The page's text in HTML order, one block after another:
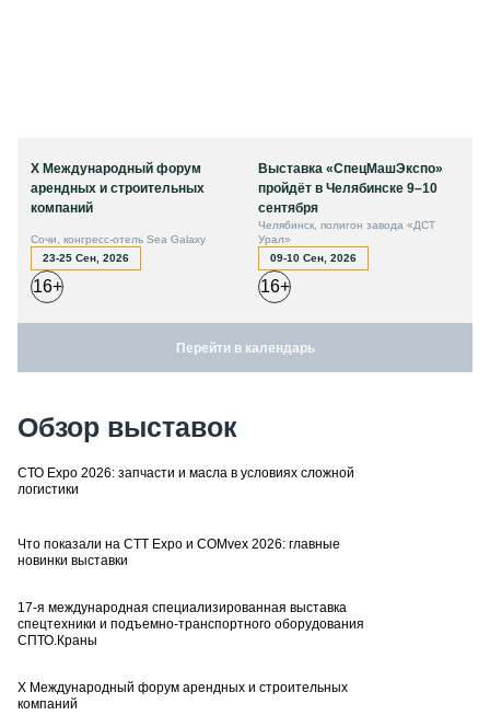
X Международный форум
арендных и строительных
компаний
Сочи, конгресс-отель Sea Galaxy
23-25 Сен, 2026
16+
Выставка «СпецМашЭкспо»
пройдёт в Челябинске 9–10
сентября
Челябинск, полигон завода «ДСТ
Урал»
09-10 Сен, 2026
16+
Перейти в календарь
Обзор выставок
СТО Expo 2026: запчасти и масла в условиях сложной
логистики
Что показали на CTT Expo и COMvex 2026: главные
новинки выставки
17-я международная специализированная выставка
спецтехники и подъемно-транспортного оборудования
СПТО.Краны
X Международный форум арендных и строительных
компаний